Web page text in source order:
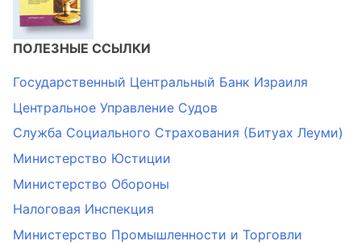
ПОЛЕЗНЫЕ ССЫЛКИ
Государственный Центральный Банк Израиля
Центральное Управление Судов
Служба Социального Страхования (Битуах Леуми)
Министерство Юстиции
Министерство Обороны
Налоговая Инспекция
Министерство Промышленности и Торговли